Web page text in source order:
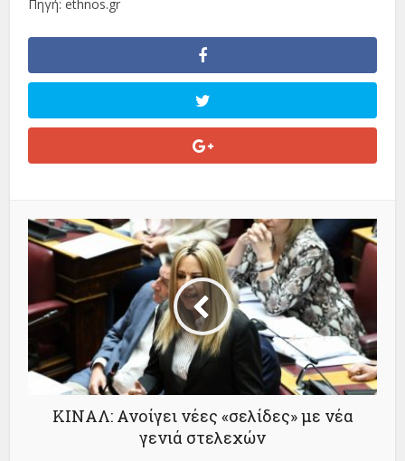
Πηγή: ethnos.gr
ΚΙΝΑΛ: Ανοίγει νέες «σελίδες» με νέα
γενιά στελεχών